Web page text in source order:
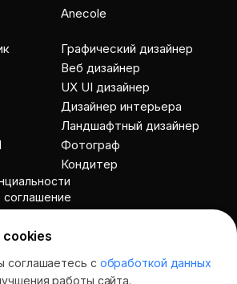
Anecole
Графический дизайнер
Веб дизайнер
UX UI дизайнер
Дизайнер интерьера
Ландшафтный дизайнер
Фотограф
Кондитер
соглашение
соглашаетесь с обработкой данных
работы сайта.